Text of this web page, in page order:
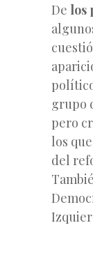
De los
grupo
pero
los
del